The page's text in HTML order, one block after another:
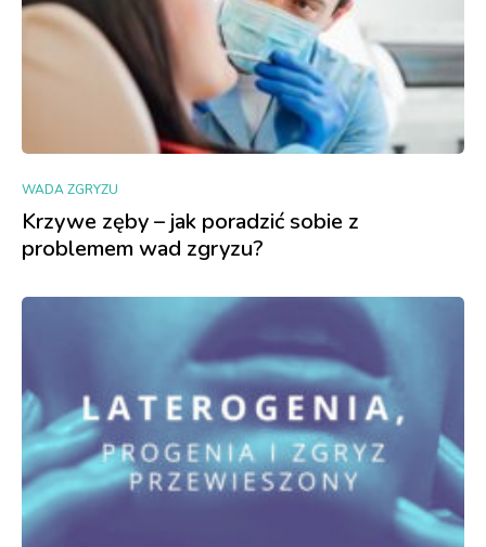
WADA ZGRYZU
Krzywe zęby – jak poradzić sobie z
problemem wad zgryzu?